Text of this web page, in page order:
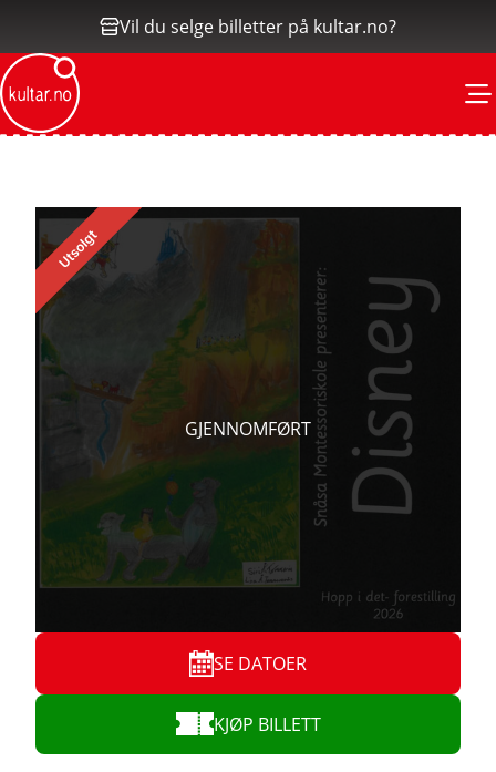
Vil du selge billetter på kultar.no?
SE DATOER
KJØP BILLETT